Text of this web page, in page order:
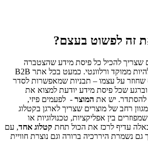
זה לפשוט בעצם?
שצריך להכיל כל פיסת מידע שהצטברה
לאורך השנים. הוא צריך להיות ממוקד ורלוונטי. כמעט בכל אתר B2B
שחוזר על עצמו – תבניות שמאפשרות לסדר
שכל פיסת מידע יודעת למצוא את
להסתדר. יש את המוצר - לפעמים פיזי,
רחב של מוצרים שצריך לארגן בקטלוג
בין אפליקציות, טכנולוגיות או
עדיף לרכז את הכול תחת קטלוג אחד, עם
נשמרת היררכיה ברורה וגם נוצרת חוויית